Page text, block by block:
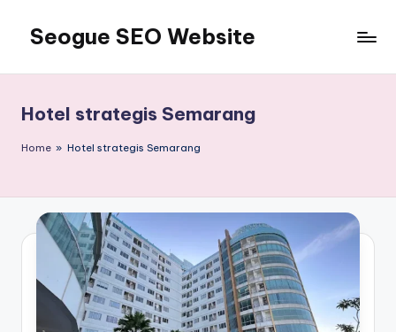
content
Seogue SEO Website
Master
Ahli
dan
Murah
Terbaik
Bergaransi
Hotel strategis Semarang
Home » Hotel strategis Semarang